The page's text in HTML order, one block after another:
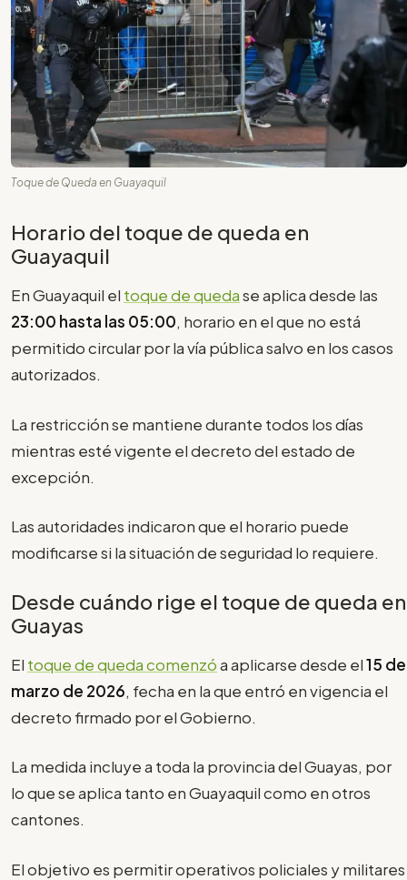
Toque de Queda en Guayaquil
Horario del toque de queda en
Guayaquil
En Guayaquil el toque de quedase aplica desde las
23:00 hasta las 05:00, horario en el que no está
permitido circular por la vía pública salvo en los casos
autorizados.
La restricción se mantiene durante todos los días
mientras esté vigente el decreto del estado de
excepción.
Las autoridades indicaron que el horario puede
modificarse si la situación de seguridad lo requiere.
Desde cuándo rige el toque de queda en
Guayas
El toque de queda comenzóa aplicarse desde el15 de
marzo de 2026, fecha en la que entró en vigencia el
decreto firmado por el Gobierno.
La medida incluye a toda la provincia del Guayas, por
lo que se aplica tanto en Guayaquil como en otros
cantones.
El objetivo es permitir operativos policiales y militares